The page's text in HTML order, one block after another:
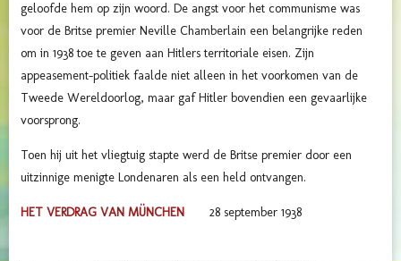
geloofde hem op zijn woord. De angst voor het communisme was
voor de Britse premier Neville Chamberlain een belangrijke reden
om in 1938 toe te geven aan Hitlers territoriale eisen. Zijn
appeasement-politiek faalde niet alleen in het voorkomen van de
Tweede Wereldoorlog, maar gaf Hitler bovendien een gevaarlijke
voorsprong.
Toen hij uit het vliegtuig stapte werd de Britse premier door een
uitzinnige menigte Londenaren als een held ontvangen.
HET VERDRAG VAN MÜNCHEN 28 september 1938